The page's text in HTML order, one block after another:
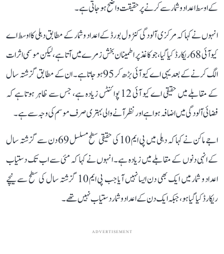
کے اوسط اعداد و شمار سے کرنے پر حقیقت واضح ہو جاتی ہے۔
انہوں نے کہا کہ مرکزی آلودگی کنٹرول بورڈ کے اعداد و شمار کے مطابق دہلی کا اوسط اے
کیو آئی 68 ریکارڈ کیا گیا، جو کاغذ پر اطمینان بخش زمرے میں آتا ہے، لیکن موسمی اثرات
الگ کرنے کے بعد یہی اے کیو آئی بڑھ کر 95 ہو جاتا ہے۔ ان کے مطابق گزشتہ سال
کے مقابلے میں حقیقی اے کیو آئی 12 پوائنٹس زیادہ ہے، جس سے ظاہر ہوتا ہے کہ
فضائی آلودگی میں اضافہ ہوا ہے اور نظر آنے والی بہتری صرف موسم کی وجہ سے ہے۔
اجے ماکن نے کہا کہ دہلی میں پی ایم 10 کی حقیقی سطح مسلسل 69 دن سے گزشتہ سال
کے انہی دنوں کے مقابلے میں زیادہ ہے۔ انہوں نے کہا کہ مئی سے اب تک دستیاب
اعداد و شمار میں ایک بھی دن ایسا نہیں آیا جب پی ایم 10 گزشتہ سال کی سطح سے نیچے
ریکارڈ کیا گیا ہو، جبکہ ایک دن کے اعداد و شمار دستیاب نہیں تھے۔
ADVERTISEMENT